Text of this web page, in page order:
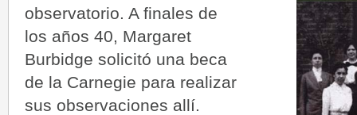
observatorio. A finales de
los años 40, Margaret
Burbidge solicitó una beca
de la Carnegie para realizar
sus observaciones allí.